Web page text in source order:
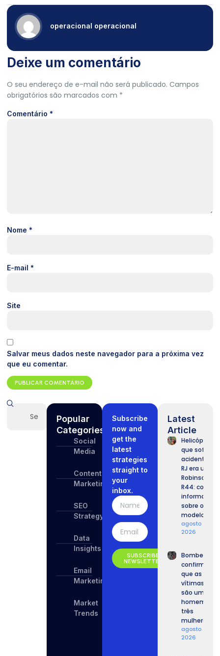
operacional operacional
Deixe um comentário
O seu endereço de e-mail não será publicado. Campos
obrigatórios são marcados com *
Comentário *
Nome *
E-mail *
Site
Salvar meus dados neste navegador para a próxima vez
que eu comentar.
Popular
Categories
Social
Media
Content
Marketing
SEO
Strategy
Data
Insights
Email
Marketing
Market
Trends
Subscribe
now and
get the
latest
strategies
straight to
your
inbox.
SUBSCRIBE
NEWSLETTER
Latest
Article
Helicóptero
que sofreu
acidente no
RJ era um
Robinson
R44: confira
informações
sobre o
modelo.
agosto 9,
2026
Bombeiros
confirmam
que as
vítimas
são um
homem e
três
mulheres.
agosto 8,
2026